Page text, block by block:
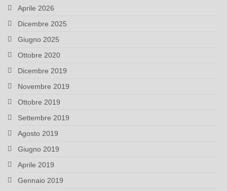
Aprile 2026
Dicembre 2025
Giugno 2025
Ottobre 2020
Dicembre 2019
Novembre 2019
Ottobre 2019
Settembre 2019
Agosto 2019
Giugno 2019
Aprile 2019
Gennaio 2019